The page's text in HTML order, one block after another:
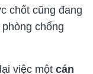
chốt cũng đang
chống
việc một cán